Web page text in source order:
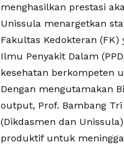
menghasilkan prestasi
Unissula menargetkan
Fakultas Kedokteran
Ilmu Penyakit Dalam
kesehatan berkompeten
​Dengan mengutamakan
output, Prof. Bambang
(Dikdasmen dan
produktif untuk